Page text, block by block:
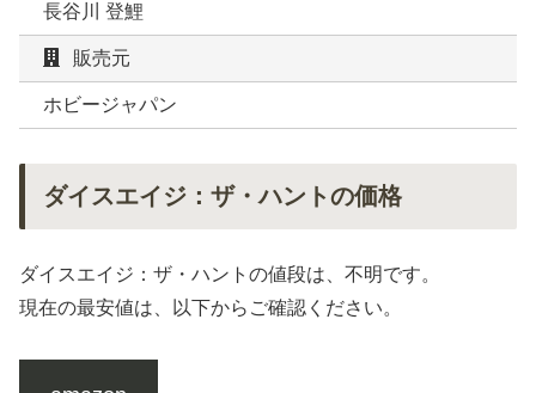
長谷川 登鯉
販売元
ホビージャパン
ダイスエイジ：ザ・ハントの価格
ダイスエイジ：ザ・ハントの値段は、不明です。
現在の最安値は、以下からご確認ください。